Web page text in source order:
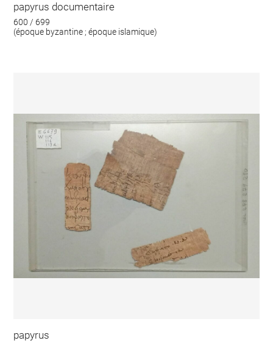
papyrus documentaire
600 / 699
(époque byzantine ; époque islamique)
papyrus